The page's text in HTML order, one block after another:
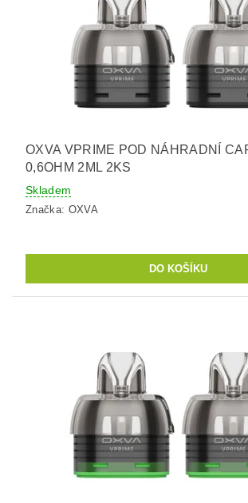
OXVA VPRIME POD NÁHRADNÍ
0,6OHM 2ML 2KS
Skladem
Značka: OXVA